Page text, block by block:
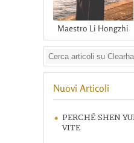
Maestro Li Hongzhi
Nuovi Articoli
PERCHÉ SHEN
VITE